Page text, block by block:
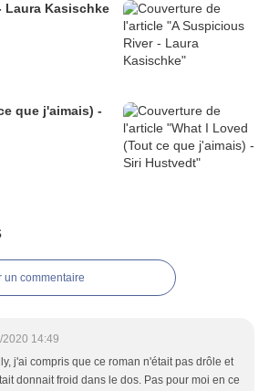
Laura Kasischke
que j'aimais) -
un commentaire
2020 14:49
j'ai compris que ce roman n'était pas drôle et
donnait froid dans le dos. Pas pour moi en ce